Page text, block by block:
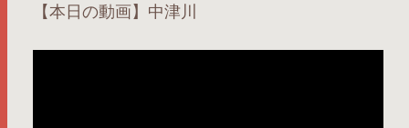
【本日の動画】中津川